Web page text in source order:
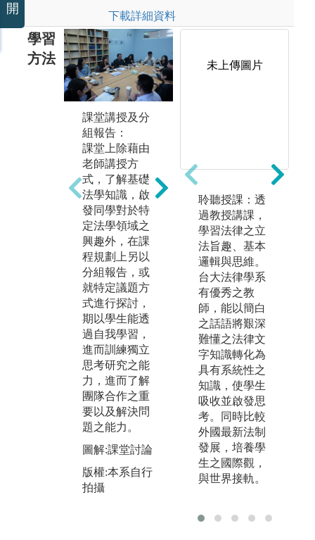
下載詳細資料
學習
方法
課堂講授及分
組報告：
課堂上除藉由
老師講授方
式，了解基礎
法學知識，啟
發同學對於特
定法學領域之
興趣外，在課
程規劃上另以
分組報告，或
就特定議題方
式進行探討，
期以學生能透
過自我學習，
進而訓練獨立
思考研究之能
力，進而了解
團隊合作之重
要以及解決問
題之能力。
圖解:課堂討論
版權:本系自行
拍攝
時實習，透過
接觸案件當事
人及參與討論
之過程，觀察
法律如何運用
在實際生活。
另有實務經驗
豐富的專技教
師進行授課，
將案例帶進課
堂，從各種面
向切入思考，
幫助學生瞭解
職場所需能力
與特質，俾將
所學與實務接
軌。
圖解:本系學生
至士林地院參
加實習前講習
未上傳圖片
聆聽授課：透
過教授講課，
學習法律之立
法旨趣、基本
邏輯與思維。
台大法律學系
有優秀之教
師，能以簡白
之話語將艱深
難懂之法律文
字知識轉化為
具有系統性之
知識，使學生
吸收並啟發思
考。同時比較
外國最新法制
發展，培養學
生之國際觀，
與世界接軌。
開